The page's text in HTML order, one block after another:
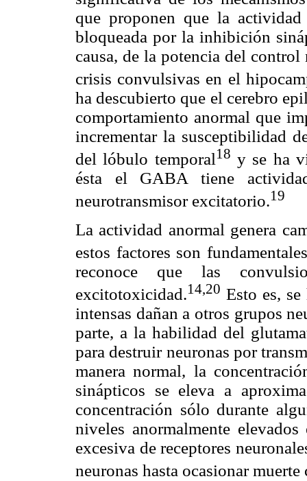
que proponen que la
bloqueada por la inhibición
causa, de la potencia del
crisis convulsivas en el
ha descubierto que el cerebro
comportamiento anormal que
incrementar la susceptibilidad
del lóbulo temporal18 y se ha
ésta el GABA tiene
neurotransmisor excitatorio.19
La actividad anormal genera
estos factores son
reconoce que las
excitotoxicidad.14,20 Esto es,
intensas dañan a otros grupos
parte, a la habilidad del
para destruir neuronas por
manera normal, la
sinápticos se eleva a
concentración sólo durante
niveles anormalmente
excesiva de receptores
neuronas hasta ocasionar muerte